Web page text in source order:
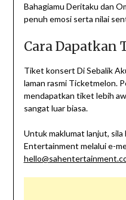
Bahagiamu Deritaku dan
penuh emosi serta nilai
Cara Dapatkan
Tiket konsert Di Sebalik
laman rasmi Ticketmelon.
mendapatkan tiket lebih
sangat luar biasa.
Untuk maklumat lanjut,
Entertainment melalui e-